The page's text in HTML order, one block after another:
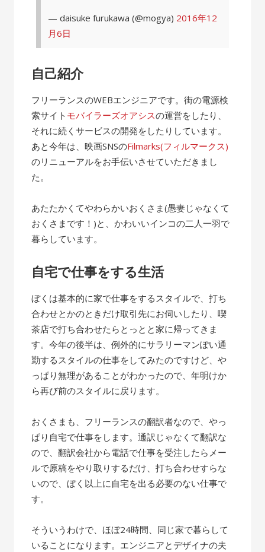
— daisuke furukawa (@mogya) 2016年12
月6日
自己紹介
フリーランスのWEBエンジニアです。街の電源検
索サイト モバイラーズオアシスの運営をしたり、
それに続くサービスの開発をしたりしています。
あと今年は、映画SNSのFilmarks(フィルマークス)
のリニューアルをお手伝いさせていただきまし
た。
あたたかくてやわらかいおくさま(愚妻じゃなくて
おくさまです！)と、かわいいインコの二人一羽で
暮らしています。
自宅で仕事をする生活
ぼくは基本的に家で仕事をするスタイルで、打ち
合わせとかのときだけ取引先にお伺いしたり、喫
茶店で打ち合わせたらとっとと家に帰ってきま
す。今年の後半は、例外的にサラリーマンぽい通
勤するスタイルの仕事をしてみたのですけど、や
っぱり無理があることがわかったので、年明けか
ら再び前のスタイルに戻ります。
おくさまも、フリーランスの翻訳者なので、やっ
ぱり自宅で仕事をします。通訳じゃなくて翻訳な
ので、翻訳会社から電話で仕事を受注したらメー
ルで原稿をやり取りするだけ、打ち合わせすらな
いので、ぼく以上に自宅を出る必要のない仕事で
す。
そういうわけで、ほぼ24時間、同じ家で暮らして
いることになります。エンジニアとデザイナの夫